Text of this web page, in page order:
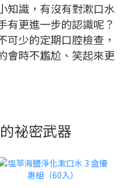
知識，有沒有對漱口水
有更進一步的認識呢？
可少的定期口腔檢查，
會時不尷尬、笑起來更
祕密武器